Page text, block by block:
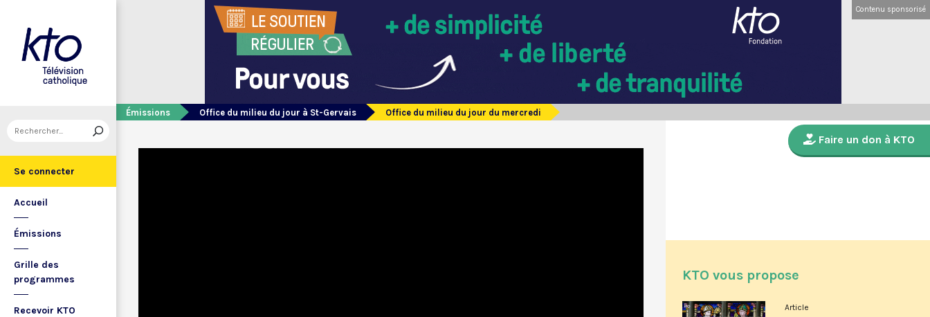
Se connecter
Accueil
Émissions
Grille des
programmes
Recevoir KTO
Contenu sponsorisé
Émissions Office du milieu du jour à St-Gervais Office du milieu du jour du mercredi
Faire un don à KTO
KTO vous propose
Article